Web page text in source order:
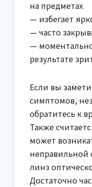
на предметах
— избегает
— часто
—
результате
Если вы
симптомов,
обратитесь к
Также
может
неправильной
линз
Достаточно